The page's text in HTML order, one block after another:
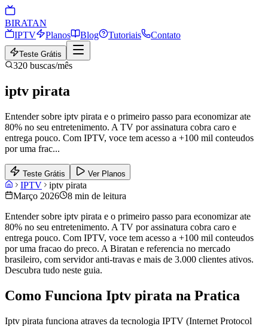
BIRATAN
IPTV
Planos Blog Tutoriais Contato
Teste Grátis
320 buscas/mês
iptv pirata
Entender sobre iptv pirata e o primeiro passo para economizar ate
80% no seu entretenimento. A TV por assinatura cobra caro e
entrega pouco. Com IPTV, voce tem acesso a +100 mil conteudos
por uma frac...
Teste Grátis Ver Planos
IPTV
iptv pirata
Março 2026
8 min de leitura
Entender sobre iptv pirata e o primeiro passo para economizar ate
80% no seu entretenimento. A TV por assinatura cobra caro e
entrega pouco. Com IPTV, voce tem acesso a +100 mil conteudos
por uma fracao do preco. A Biratan e referencia no mercado
brasileiro, com servidor anti-travas e mais de 3.000 clientes ativos.
Descubra tudo neste guia.
Como Funciona Iptv pirata na Pratica
Iptv pirata funciona atraves da tecnologia IPTV (Internet Protocol